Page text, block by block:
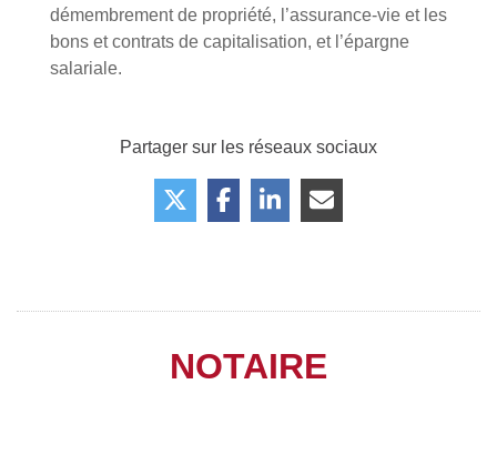
démembrement de propriété, l’assurance-vie et les
bons et contrats de capitalisation, et l’épargne
salariale.
Partager sur les réseaux sociaux
NOTAIRE